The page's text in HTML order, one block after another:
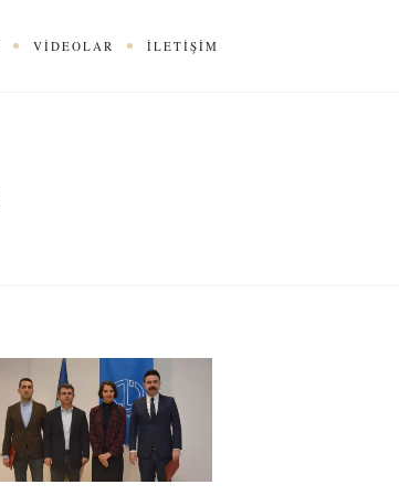
VIDEOLAR İLETIŞIM